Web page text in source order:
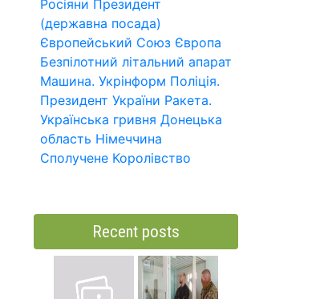
Росіяни Президент
(державна посада)
Європейський Союз Європа
Безпілотний літальний апарат
Машина. Укрінформ Поліція.
Президент України Ракета.
Українська гривня Донецька
область Німеччина
Сполучене Королівство
Recent posts